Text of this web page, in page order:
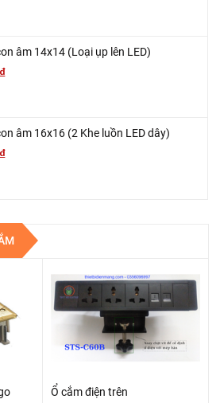
âm 14x14 (Loại ụp lên LED)
âm 16x16 (2 Khe luồn LED dây)
Ổ cắm điện trên